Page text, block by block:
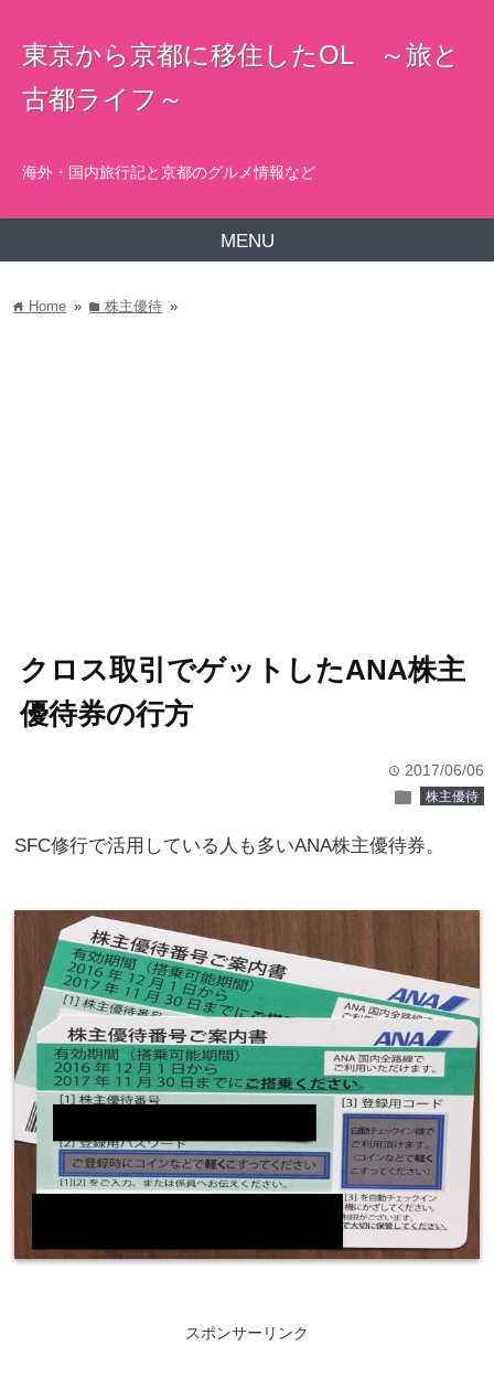
東京から京都に移住したOL ～旅と
古都ライフ～
海外・国内旅行記と京都のグルメ情報など
MENU
home Home » folder株主優待 »
クロス取引でゲットしたANA株主
優待券の行方
time 2017/06/06
folder 株主優待
SFC修行で活用している人も多いANA株主優待券。
スポンサーリンク